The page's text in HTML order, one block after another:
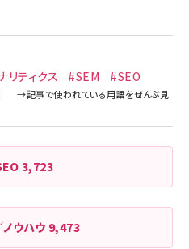
送
り
ティクス #SEM
#SEO
3,723
ウハウ 9,473